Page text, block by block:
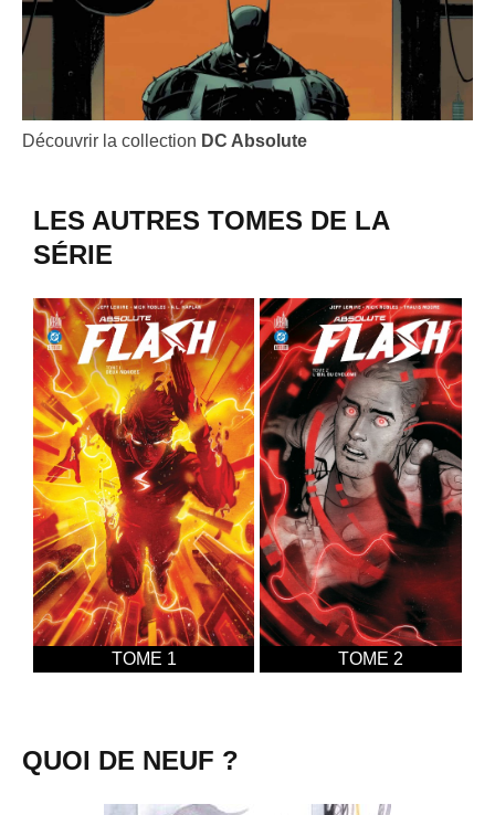
Découvrir la collection DC Absolute
LES AUTRES TOMES DE LA
SÉRIE
TOME 1 TOME 2
QUOI DE NEUF ?